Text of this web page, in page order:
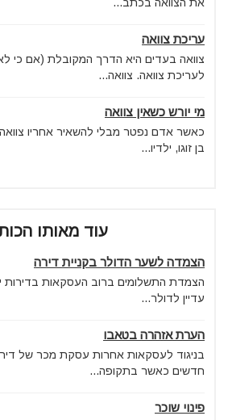
עריכת צוואה
צוואה בעדים היא הדרך המקובלת (אם כי
לעריכת צוואה. צוואה...
מי יורש כשאין צוואה
כאשר אדם נפטר מבלי להשאיר אחריו צוואה,
בן זוגו, ילדיו...
עוד מאותו
הצמדה לשער הדולר בקניית דירה
הצמדת התשלומים ברוב העסקאות בדירות
עדיין לדולר...
הערת אזהרה בטאבו
בניגוד לעסקאות אחרות עסקת מכר של
חדשים כאשר בתקופה...
פינוי שוכר